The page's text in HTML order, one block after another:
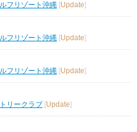
フリゾート沖縄 [Update]
フリゾート沖縄 [Update]
フリゾート沖縄 Update
リークラブ [Update]